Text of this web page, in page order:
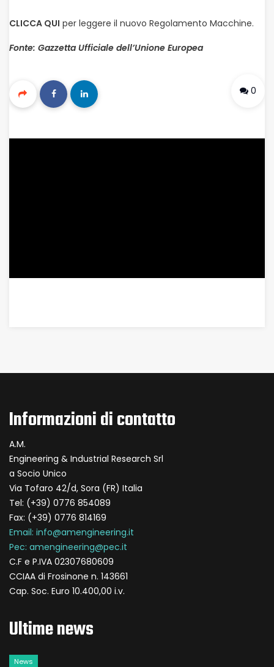
CLICCA QUI per leggere il nuovo Regolamento Macchine.
Fonte: Gazzetta Ufficiale dell’Unione Europea
0
Informazioni di contatto
A.M.
Engineering & Industrial Research Srl
a Socio Unico
Via Tofaro 42/d, Sora (FR) Italia
Tel: (+39) 0776 854089
Fax: (+39) 0776 814169
Email: info@amengineering.it
Pec: amengineering@pec.it
C.F e P.IVA 02307680609
CCIAA di Frosinone n. 143661
Cap. Soc. Euro 10.400,00 i.v.
Ultime news
News